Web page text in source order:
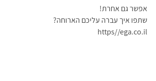
אפשר גם אחרת!
שתפו איך עברה עליכם הארוחה?
https//ega.co.il